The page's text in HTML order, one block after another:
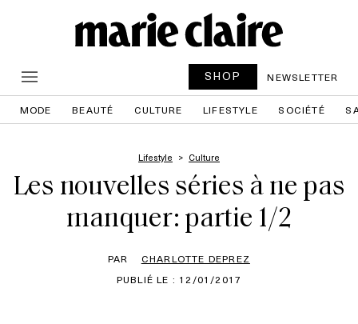
SHOP NEWSLETTER
MODE BEAUTÉ CULTURE LIFESTYLE SOCIÉTÉ
Lifestyle Culture
Les nouvelles séries à ne pas
manquer: partie 1/2
PAR
CHARLOTTE DEPREZ
PUBLIÉ LE : 12/01/2017